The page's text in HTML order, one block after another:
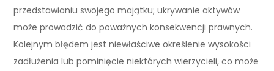
przedstawianiu swojego majątku; ukrywanie aktywów
może prowadzić do poważnych konsekwencji prawnych.
Kolejnym błędem jest niewłaściwe określenie wysokości
zadłużenia lub pominięcie niektórych wierzycieli, co może